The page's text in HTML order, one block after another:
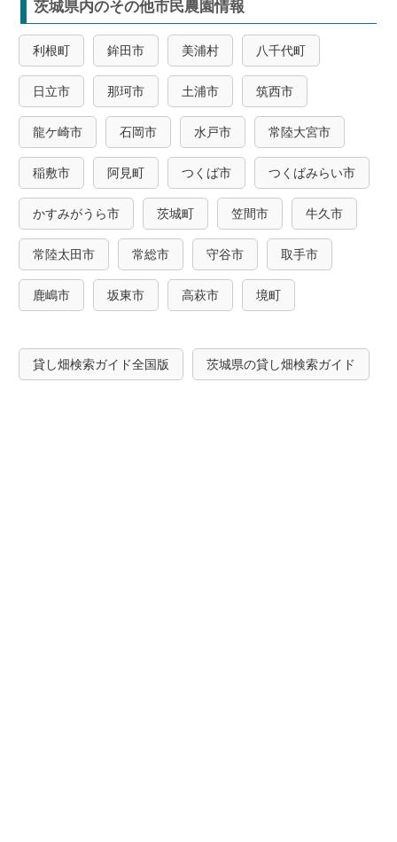
茨城県内のその他市民農園情報
利根町 鉾田市 美浦村 八千代町
日立市 那珂市 土浦市 筑西市
龍ケ崎市 石岡市 水戸市 常陸大宮市
稲敷市 阿見町 つくば市 つくばみらい市
かすみがうら市 茨城町 笠間市 牛久市
常陸太田市 常総市 守谷市 取手市
鹿嶋市 坂東市 高萩市 境町
貸し畑検索ガイド全国版 茨城県の貸し畑検索ガイド